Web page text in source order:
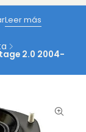
Leer más
2.0 2004-